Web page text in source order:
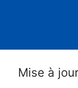
Mise à